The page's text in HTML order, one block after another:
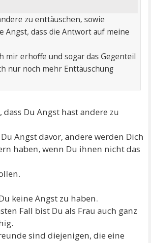
zu enttäuschen, sowie
Angst, dass die Antwort auf meine
mir erhoffe und sogar das Gegenteil
nur noch mehr Enttäuschung
Du Angst hast andere zu
Angst davor, andere werden Dich
haben, wenn Du ihnen nicht das
keine Angst zu haben.
Fall bist Du als Frau auch ganz
sind diejenigen, die eine